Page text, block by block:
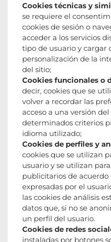
Cookies técnicas y
se requiere el
cookies de sesión o
acceder a los servicios
tipo de usuario y cargar
personalización de la
del sitio;
Cookies funcionales o
decir, cookies que se
volver a recordar las
acceso a una versión
determinados criterios
idioma utilizado;
Cookies de perfiles y
cookies que se utilizan
usuario y se utilizan
publicitarios de acuerdo
expresadas por el
las cookies de análisis
datos que, si no se
un perfil del usuario.
Cookies de redes
instaladas por botones